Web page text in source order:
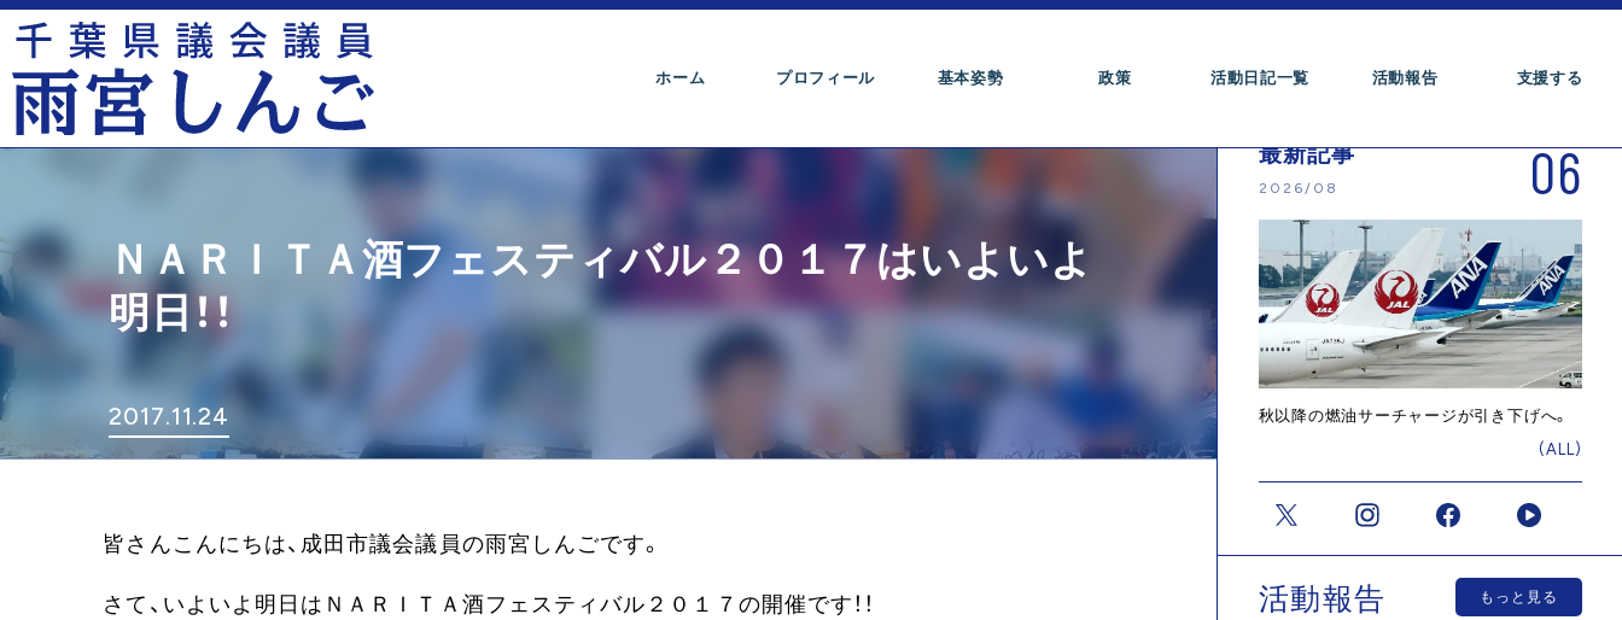
ホーム プロフィール 基本姿勢 政策 活動日記一覧 活動報告 支援する
ＮＡＲＩＴＡ酒フェスティバル２０１７はいよいよ
明日！！
2017.11.24
皆さんこんにちは、成田市議会議員の雨宮しんごです。
さて、いよいよ明日はＮＡＲＩＴＡ酒フェスティバル２０１７の開催です！！
最新記事
2026/08 06
秋以降の燃油サーチャージが引き下げへ。
(ALL)
活動報告 もっと見る